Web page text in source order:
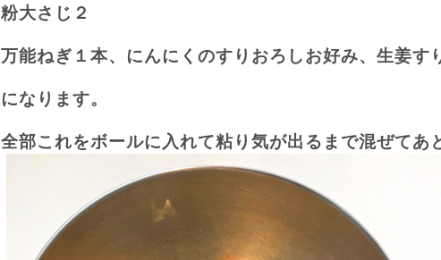
粉大さじ２
万能ねぎ１本、にんにくのすりおろしお好み、生姜す
になります。
全部これをボールに入れて粘り気が出るまで混ぜてあ